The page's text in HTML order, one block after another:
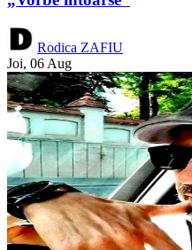
Rodica ZAFIU
Joi, 06 Aug